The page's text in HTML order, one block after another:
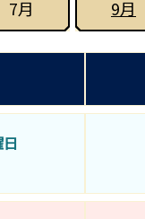
7月 9月